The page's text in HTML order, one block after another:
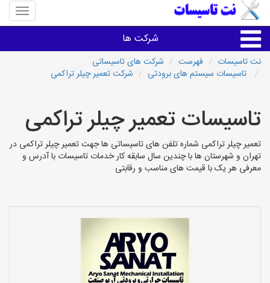
منوی
سایت
شرکت ها
خدمات تاسیسات ساختمان
خدمات تاسیسات ساختمان
سایر خدمات
نت تاسیسات فهرست
شرکت های تاسیساتی
تاسیسات سیستم های برودتی
شرکت تعمیر چیلر تراکمی
تاسیسات تعمیر چیلر تراکمی
تعمیر چیلر تراکمی شماره تلفن های تاسیساتی ها جهت تعمیر چیلر تراکمی در
تهران و شهرستان ها با چندین سال سابقه کار خدمات تاسیسات با آدرس و
معرفی هر یک با قیمت های مناسب و رقابتی